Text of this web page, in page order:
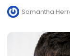
Samantha